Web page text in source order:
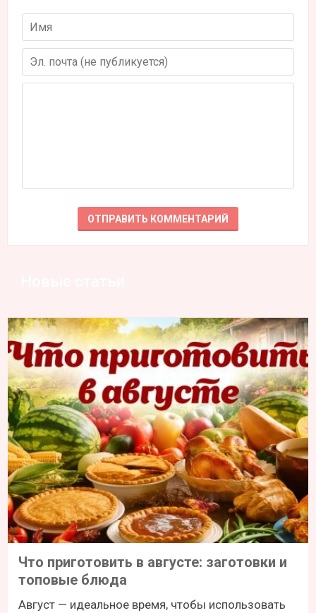
Что приготовить в августе: заготовки и
топовые блюда
Август — идеальное время, чтобы использовать